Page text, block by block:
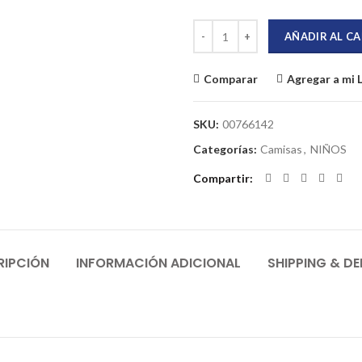
AÑADIR AL
Comparar Agregar a mi
SKU: 00766142
Categorías: Camisas, NIÑOS
Compartir
INFORMACIÓN ADICIONAL SHIPPING &